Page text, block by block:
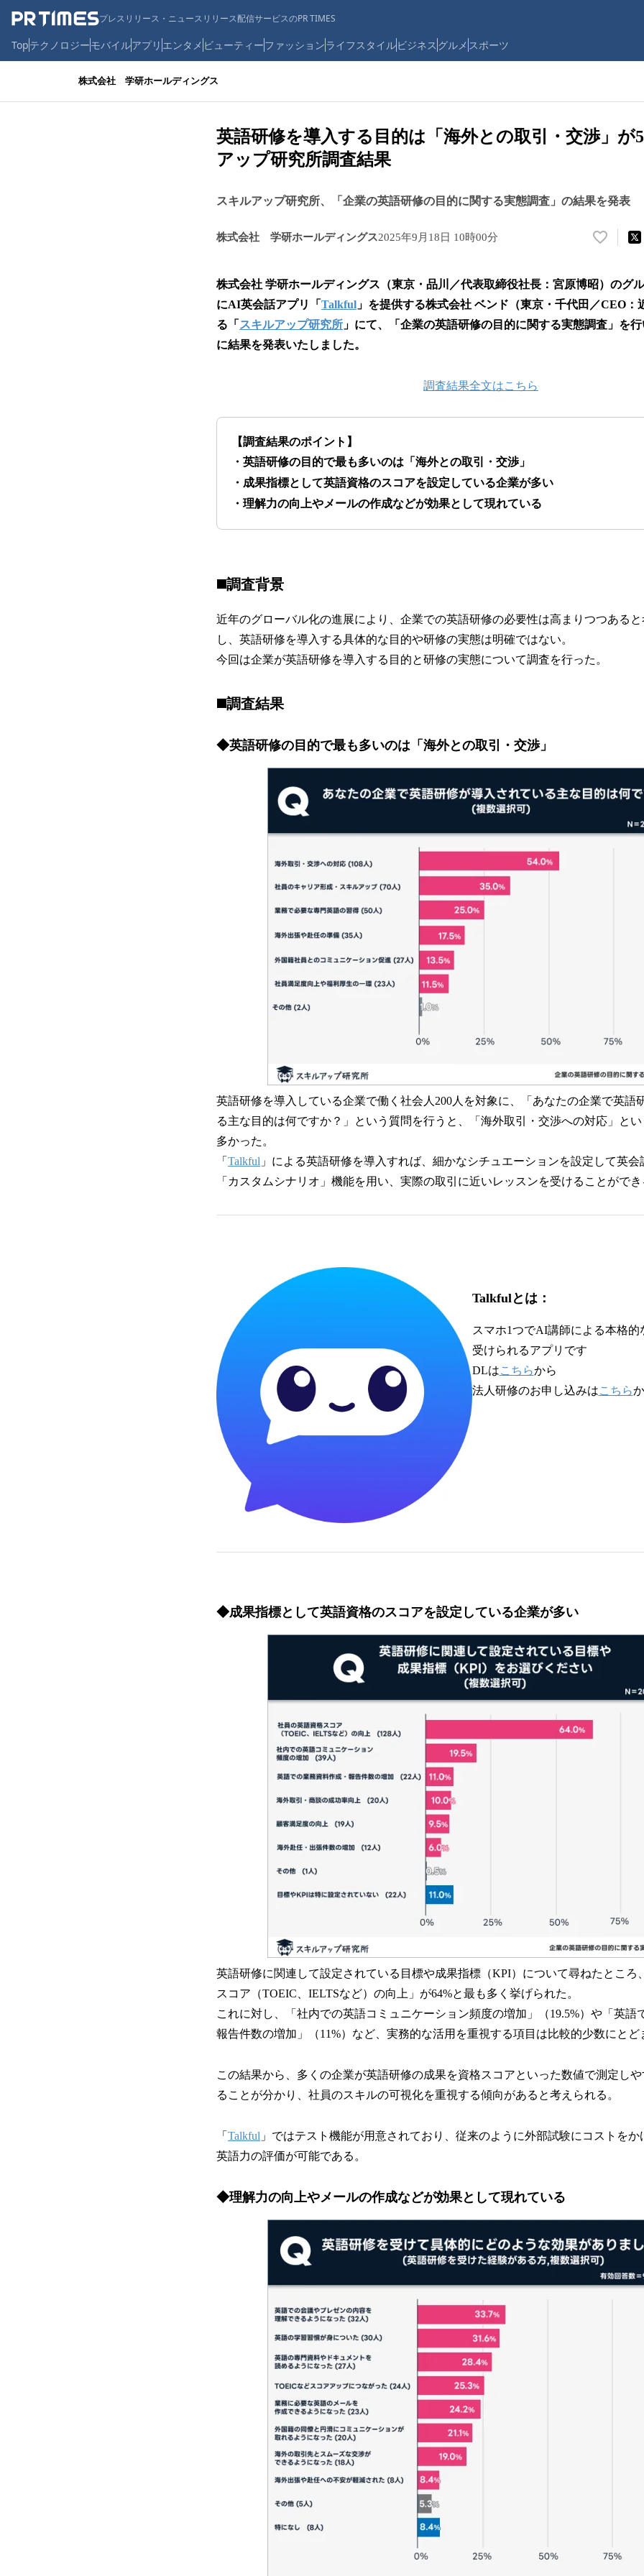
プレスリリース・ニュースリリース配信サービスのPR TIMES
Topテクノロジーモバイルアプリ エンタメ ビューティーファッションライフスタイルビジネス グルメ スポーツ
株式会社 学研ホールディングス
英語研修を導入する目的は「海外との取引・交渉」が
アップ研究所調査結果
スキルアップ研究所、「企業の英語研修の目的に関する実態調査」の結果を発表
株式会社 学研ホールディングス2025年9月18日 10時00分
い
！
数
を
株式会社 学研ホールディングス（東京・品川／代表取締役社長：宮原博昭）のグ
にAI英会話アプリ「 Talkful 」を提供する株式会社 ベンド（東京・千代田／CEO：
る「 スキルアップ研究所 」にて、「企業の英語研修の目的に関する実態調査」を行
に結果を発表いたしました。
調査結果全文はこちら
【調査結果のポイント】
・英語研修の目的で最も多いのは「海外との取引・交渉」
・成果指標として英語資格のスコアを設定している企業が多い
・理解力の向上やメールの作成などが効果として現れている
◼️調査背景
近年のグローバル化の進展により、企業での英語研修の必要性は高まりつつある
し、英語研修を導入する具体的な目的や研修の実態は明確ではない。
今回は企業が英語研修を導入する目的と研修の実態について調査を行った。
◼️調査結果
◆英語研修の目的で最も多いのは「海外との取引・交渉」
英語研修を導入している企業で働く社会人200人を対象に、「あなたの企業で英語
る主な目的は何ですか？」という質問を行うと、「海外取引・交渉への対応」とい
多かった。
「 Talkful 」による英語研修を導入すれば、細かなシチュエーションを設定して英会
「カスタムシナリオ」機能を用い、実際の取引に近いレッスンを受けることができ
Talkfulとは：
スマホ1つでAI講師による本格
受けられるアプリです
DLはこちらから
法人研修のお申し込みはこちら
◆成果指標として英語資格のスコアを設定している企業が多い
英語研修に関連して設定されている目標や成果指標（KPI）について尋ねたところ
スコア（TOEIC、IELTSなど）の向上」が64%と最も多く挙げられた。
これに対し、「社内での英語コミュニケーション頻度の増加」（19.5%）や「英語
報告件数の増加」（11%）など、実務的な活用を重視する項目は比較的少数にとど
この結果から、多くの企業が英語研修の成果を資格スコアといった数値で測定し
ることが分かり、社員のスキルの可視化を重視する傾向があると考えられる。
「 Talkful 」ではテスト機能が用意されており、従来のように外部試験にコストを
英語力の評価が可能である。
◆理解力の向上やメールの作成などが効果として現れている